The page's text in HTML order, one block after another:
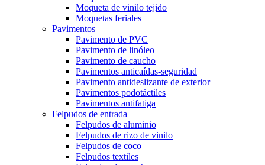
Moqueta de vinilo tejido
Moquetas feriales
Pavimentos
Pavimento de PVC
Pavimento de linóleo
Pavimento de caucho
Pavimentos anticaídas-seguridad
Pavimento antideslizante de exterior
Pavimentos podotáctiles
Pavimentos antifatiga
Felpudos de entrada
Felpudos de aluminio
Felpudos de rizo de vinilo
Felpudos de coco
Felpudos textiles